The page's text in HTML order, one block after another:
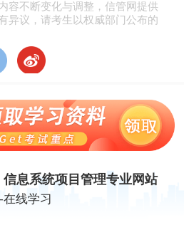
容不断变化与调整，信管网提供
异议，请考生以权威部门公布的
信息系统项目管理专业网站
在线学习